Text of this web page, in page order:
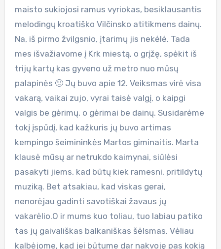
maisto sukiojosi ramus vyriokas, besiklausantis
melodingų kroatiško Vilčinsko atitikmens dainų.
Na, iš pirmo žvilgsnio, įtarimų jis nekėlė. Tada
mes išvažiavome į Krk miestą, o grįžę, spėkit iš
trijų kartų kas gyveno už metro nuo mūsų
palapinės 🙂 Jų buvo apie 12. Veiksmas virė visa
vakarą, vaikai zujo, vyrai taisė valgį, o kaipgi
valgis be gėrimų, o gėrimai be dainų. Susidarėme
tokį įspūdį, kad kažkuris jų buvo artimas
kempingo šeimininkės Martos giminaitis. Marta
klausė mūsų ar netrukdo kaimynai, siūlėsi
pasakyti jiems, kad būtų kiek ramesni, pritildytų
muziką. Bet atsakiau, kad viskas gerai,
nenorėjau gadinti savotiškai žavaus jų
vakarėlio.O ir mums kuo toliau, tuo labiau patiko
tas jų gaivališkas balkaniškas šėlsmas. Vėliau
kalbėjome, kad jei būtume dar nakvoję pas kokią